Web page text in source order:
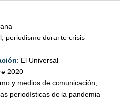
periodismo durante crisis
: El Universal
2020
y medios de comunicación,
periodísticas de la pandemia